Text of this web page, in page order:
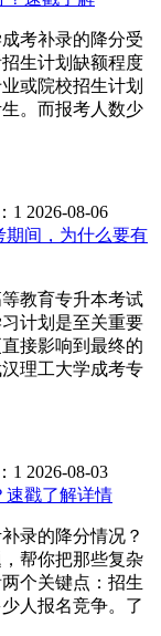
考补录的降分受
生计划缺额程度
或院校招生计划
。而报考人数少
1 2026-08-06
期间，为什么要有
教育专升本考试
计划是至关重要
接影响到最终的
理工大学成考专
1 2026-08-03
速戳了解详情
录的降分情况？
帮你把那些复杂
个关键点：招生
人报名竞争。了